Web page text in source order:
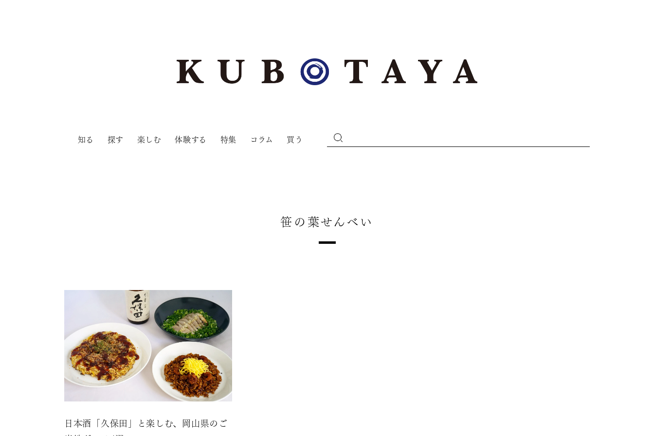
知る 探す 楽しむ 体験する 特集 コラム 買う
笹の葉せんべい
日本酒「久保田」と楽しむ、岡山県のご